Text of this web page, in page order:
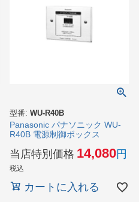
型番: WU-R40B
Panasonic パナソニック WU-
R40B 電源制御ボックス
当店特別価格 14,080
税込
カートに入れる